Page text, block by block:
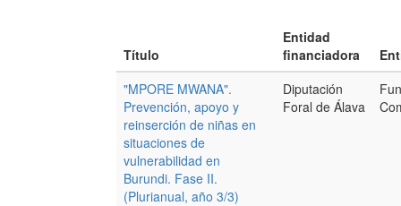
Título
Entidad
financiadora
"MPORE MWANA".
Prevención, apoyo y
reinserción de niñas en
situaciones de
vulnerabilidad en
Burundi. Fase II.
(Plurianual, año 3/3)
Diputación
Foral de Álava